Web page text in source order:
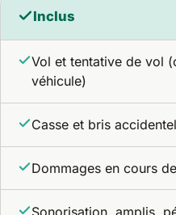
Inclus
Vol et tentative de vol
véhicule)
Casse et bris
Dommages en cours
Sonorisation, amplis,